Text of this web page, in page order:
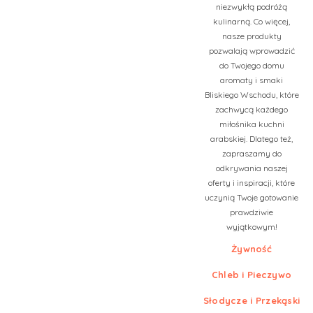
niezwykłą podróżą
kulinarną. Co więcej,
nasze produkty
pozwalają wprowadzić
do Twojego domu
aromaty i smaki
Bliskiego Wschodu, które
zachwycą każdego
miłośnika kuchni
arabskiej. Dlatego też,
zapraszamy do
odkrywania naszej
oferty i inspiracji, które
uczynią Twoje gotowanie
prawdziwie
wyjątkowym!
Żywność
Chleb i Pieczywo
Słodycze i Przekąski